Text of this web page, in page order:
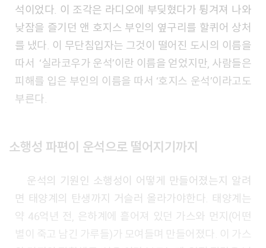
석이었다. 이 조각은 라디오에 부딪혔다가 튕겨져 나와
낮잠을 즐기던 앤 호지스 부인의 옆구리를 할퀴어 상처
를 냈다. 이 무단침입자는 그것이 떨어진 도시의 이름을
따서 ‘실라코우가 운석’이란 이름을 얻었지만, 사람들은
피해를 입은 부인의 이름을 따서 ‘호지스 운석’이라고도
부른다.
소행성 파편이 운석으로 떨어지기까지
운석의 기원인 소행성이 어떻게 만들어졌는지 알려
면 태양계의 탄생까지 거슬러 올라가야한다. 태양계는
약 46억년 전, 은하계에 흩어져 있던 가스와 먼지(어떤
별이 죽고 남긴 가루들)가 모여들며 만들어졌다. 이 가스